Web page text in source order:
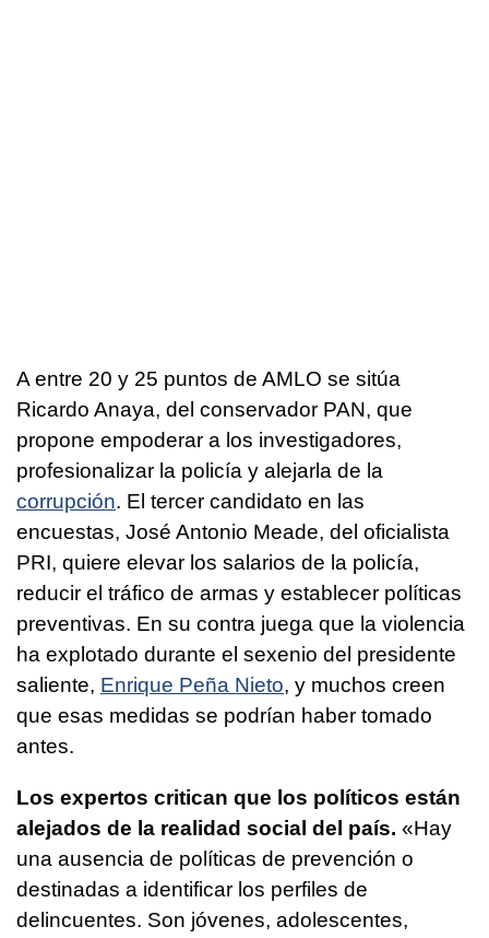
A entre 20 y 25 puntos de AMLO se sitúa
Ricardo Anaya, del conservador PAN, que
propone empoderar a los investigadores,
profesionalizar la policía y alejarla de la
corrupción. El tercer candidato en las
encuestas, José Antonio Meade, del oficialista
PRI, quiere elevar los salarios de la policía,
reducir el tráfico de armas y establecer políticas
preventivas. En su contra juega que la violencia
ha explotado durante el sexenio del presidente
saliente, Enrique Peña Nieto, y muchos creen
que esas medidas se podrían haber tomado
antes.
Los expertos critican que los políticos están
alejados de la realidad social del país. «Hay
una ausencia de políticas de prevención o
destinadas a identificar los perfiles de
delincuentes. Son jóvenes, adolescentes,